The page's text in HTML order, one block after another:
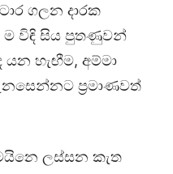
ගලන දාරක
විඳි සිය පුතණුවන්
හැඟීම, අම්මා
ප්‍රමාණවත්
ලස්සන කැත